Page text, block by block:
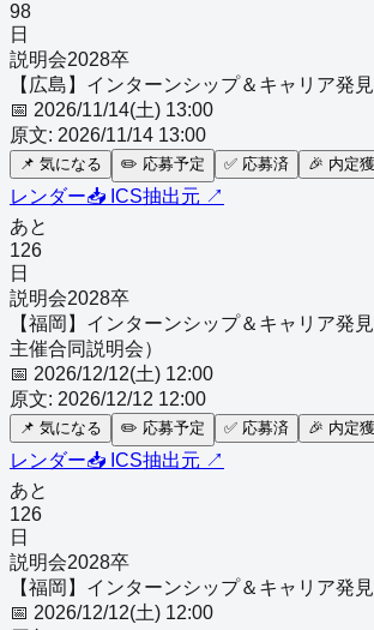
98
日
説明会2028卒
【広島】インターンシップ＆キャリア発
📅 2026/11/14(土) 13:00
原文: 2026/11/14 13:00
📌 気になる ✏️ 応募予定 ✅ 応募済 🎉 内定
レンダー📥 ICS抽出元 ↗
あと
126
日
説明会2028卒
【福岡】インターンシップ＆キャリア発
主催合同説明会）
📅 2026/12/12(土) 12:00
原文: 2026/12/12 12:00
📌 気になる ✏️ 応募予定 ✅ 応募済 🎉 内定
レンダー📥 ICS抽出元 ↗
あと
126
日
説明会2028卒
【福岡】インターンシップ＆キャリア発
📅 2026/12/12(土) 12:00